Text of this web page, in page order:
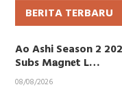
BERITA TERBARU
Ao Ashi Season 2
Subs M𝐚gn𝐞t L…
08/08/2026